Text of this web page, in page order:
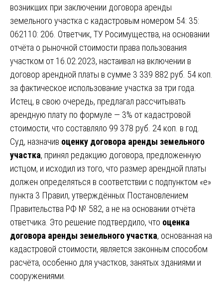
возникших при заключении договора аренды
земельного участка с кадастровым номером 54: 35:
062110: 206. Ответчик, ТУ Росимущества, на основании
отчёта о рыночной стоимости права пользования
участком от 16.02.2023, настаивал на включении в
договор арендной платы в сумме 3 339 882 руб. 54 коп.
за фактическое использование участка за три года.
Истец, в свою очередь, предлагал рассчитывать
арендную плату по формуле — 3% от кадастровой
стоимости, что составляло 99 378 руб. 24 коп. в год.
Суд, назначив оценку договора аренды земельного
участка, принял редакцию договора, предложенную
истцом, и исходил из того, что размер арендной платы
должен определяться в соответствии с подпунктом «е»
пункта 3 Правил, утверждённых Постановлением
Правительства РФ № 582, а не на основании отчёта
ответчика. Это решение подтвердило, что оценка
договора аренды земельного участка, основанная на
кадастровой стоимости, является законным способом
расчёта, особенно для участков, занятых зданиями и
сооружениями.